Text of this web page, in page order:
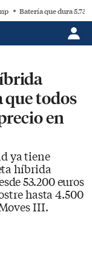
Batería que dura
todos
en
ya tiene
híbrida
53.200 euros
hasta 4.500
III.